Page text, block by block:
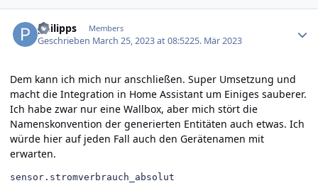
philipps Members
Geschrieben March 25, 2023 at 08:5225. Mär 2023
Dem kann ich mich nur anschließen. Super Umsetzung und
macht die Integration in Home Assistant um Einiges sauberer.
Ich habe zwar nur eine Wallbox, aber mich stört die
Namenskonvention der generierten Entitäten auch etwas. Ich
würde hier auf jeden Fall auch den Gerätenamen mit
erwarten.
sensor . stromverbrauch_absolut